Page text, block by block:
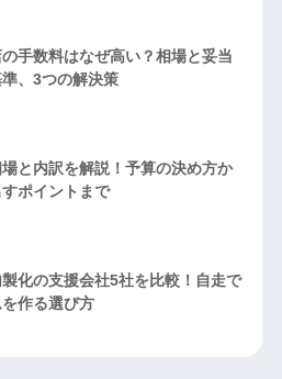
手数料はなぜ高い？相場と妥当
、3つの解決策
と内訳を解説！予算の決め方か
ポイントまで
化の支援会社5社を比較！自走で
作る選び方